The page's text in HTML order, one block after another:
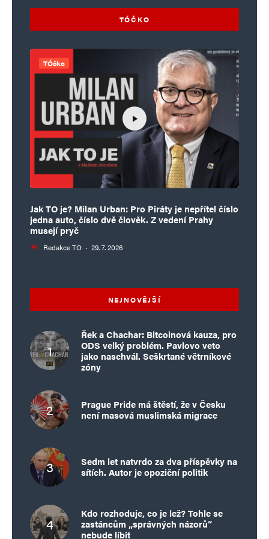
Napsat komentář
označeny
Jméno*
komentáře.
Informujte mě o nových komentářích e-mailem.
Informujte mě o nových příspěvcích e-mailem.
Alternative:
TÓČKO
TÓčko
Jak TO je? Milan Urban: Pro Piráty je nepřítel číslo
jedna auto, číslo dvě člověk. Z vedení Prahy
musejí pryč
Redakce TO · 29. 7. 2026
NEJNOVĚJŠÍ
Řek a Chachar: Bitcoinová kauza, pro
ODS velký problém. Pavlovo veto
jako naschvál. Seškrtané větrníkové
zóny
Prague Pride má štěstí, že v Česku
není masová muslimská migrace
Sedm let natvrdo za dva příspěvky na
sítích. Autor je opoziční politik
Kdo rozhoduje, co je lež? Tohle se
zastáncům „správných názorů“
nebude líbit